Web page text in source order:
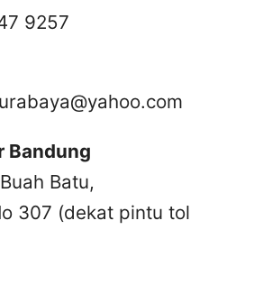
9257
Bandung
Batu,
307 (dekat pintu tol